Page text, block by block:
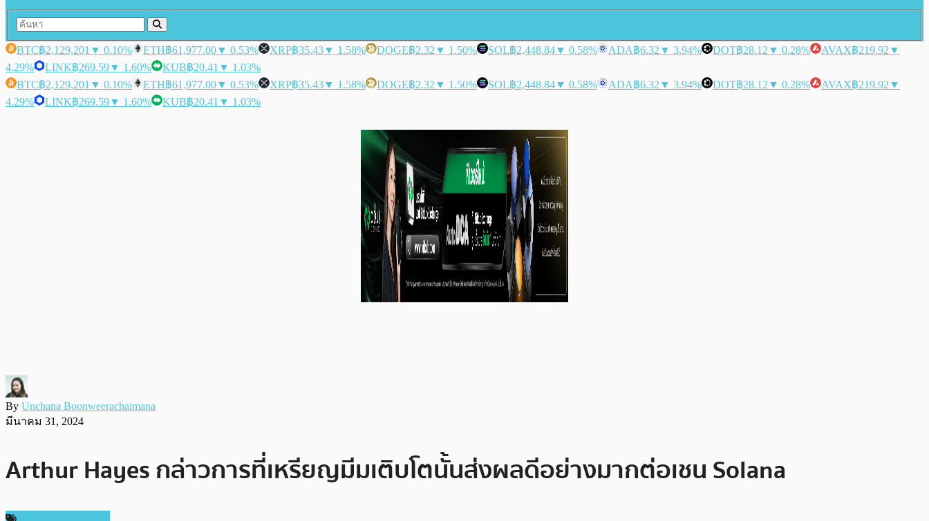
BTC฿2,129,201 ▼ 0.10% ETH฿61,977.00▼ 0.53% XRP฿35.43▼ 1.58% DOGE฿2.32 ▼ 1.50% SOL฿2,448.84▼ 0.58% ADA฿6.32 ▼ 3.94% DOT฿28.12 ▼ 0.28% AVAX฿219.92 ▼
4.29%
LINK฿269.59▼ 1.60% KUB฿20.41 ▼ 1.03%
BTC฿2,129,201 ▼ 0.10% ETH฿61,977.00▼ 0.53% XRP฿35.43▼ 1.58% DOGE฿2.32 ▼ 1.50% SOL฿2,448.84▼ 0.58% ADA฿6.32 ▼ 3.94% DOT฿28.12 ▼ 0.28% AVAX฿219.92 ▼
4.29%
LINK฿269.59▼ 1.60% KUB฿20.41 ▼ 1.03%
By Unchana Boonweerachaimana
มีนาคม 31, 2024
Arthur Hayes กล่าวการที่เหรียญมีมเติบโตนั้นส่งผลดีอย่างมากต่อเชน Solana